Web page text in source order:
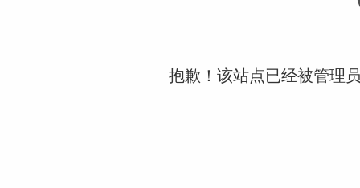
抱歉！该站点已经被管理